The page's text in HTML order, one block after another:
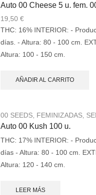
Auto 00 Cheese 5 u. fem.
19,50 €
THC: 16% INTERIOR: -
días. - Altura: 80 - 100 cm.
Altura: 100 - 150 cm.
AÑADIR AL CARRITO
00 SEEDS FEMINIZADAS
Auto 00 Kush 100 u.
THC: 17% INTERIOR: -
días - Altura: 80 - 100 cm.
Altura: 120 - 140 cm.
LEER MÁS